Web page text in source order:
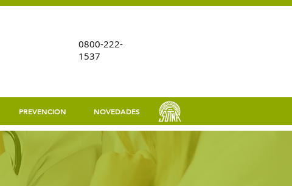
0800-222-
1537
PREVENCION NOVEDADES